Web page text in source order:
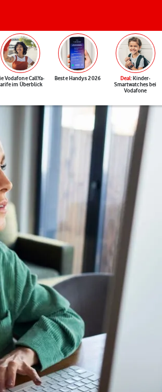
Vodafone CallYa-
im Überblick
Beste Handys 2026 Deal: Kinder-
Smartwatches bei
Vodafone